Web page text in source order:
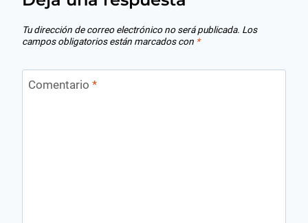
Tu dirección de correo electrónico no será publicada. Los
campos obligatorios están marcados con *
Comentario *